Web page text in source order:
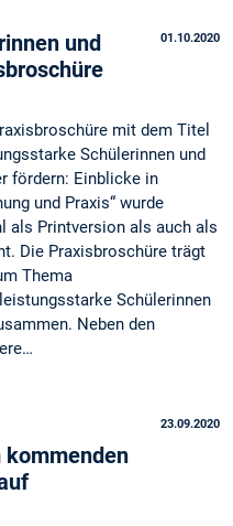
01.10.2020
und
mit dem Titel
Schülerinnen und
fördern: Einblicke in
und Praxis“ wurde
als Printversion als auch als
Die Praxisbroschüre trägt
Thema
Schülerinnen
Neben den
23.09.2020